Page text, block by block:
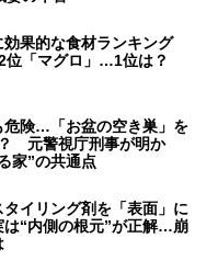
効果的な食材ランキング
位「マグロ」…1位は？
危険…「お盆の空き巣」を
元警視庁刑事が明か
家”の共通点
イリング剤を「表面」に
“内側の根元”が正解…崩